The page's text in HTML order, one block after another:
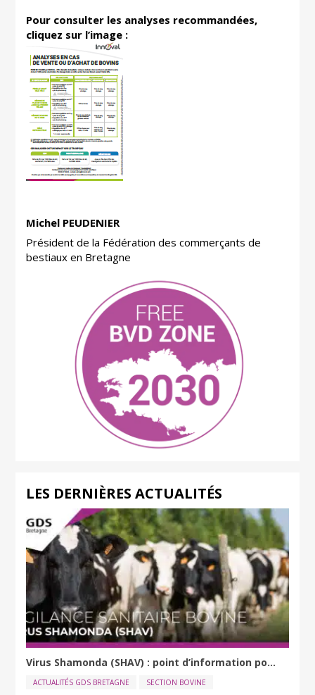
Pour consulter les analyses recommandées,
cliquez sur l’image :
Michel PEUDENIER
Président de la Fédération des commerçants de
bestiaux en Bretagne
LES DERNIÈRES ACTUALITÉS
Virus Shamonda (SHAV) : point d’information po...
ACTUALITÉS GDS BRETAGNE SECTION BOVINE